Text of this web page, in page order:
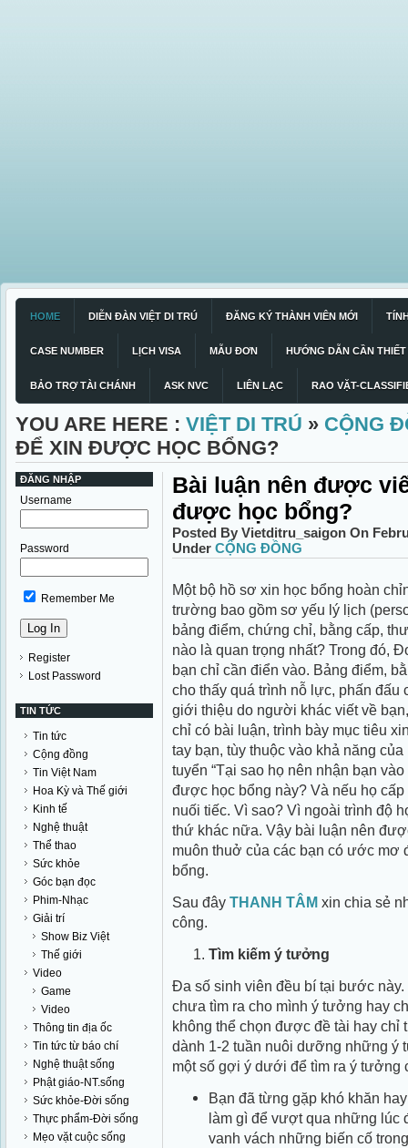
HOME DIỄN ĐÀN VIỆT DI TRÚ ĐĂNG KÝ THÀNH VIÊN MỚI
CASE NUMBER LỊCH VISA MẪU ĐƠN HƯỚNG DẪN CẦN THIẾT
BẢO TRỢ TÀI CHÁNH ASK NVC LIÊN LẠC RAO VẶT-
YOU ARE HERE : VIỆT DI TRÚ » CỘNG
ĐỂ XIN ĐƯỢC HỌC BỔNG?
ĐĂNG NHẬP
Username
Password
Remember Me
Register
Lost Password
TIN TỨC
Tin tức
Cộng đồng
Tin Việt Nam
Hoa Kỳ và Thế giới
Kinh tế
Nghệ thuật
Thể thao
Sức khỏe
Góc bạn đọc
Phim-Nhạc
Giải trí
Show Biz Việt
Thế giới
Video
Game
Video
Thông tin địa ốc
Tin tức từ báo chí
Nghệ thuật sống
Phật giáo-NT.sống
Sức khỏe-Đời sống
Thực phẩm-Đời sống
Mẹo vặt cuộc sống
Bài luận nên được
được học bổng?
Posted By Vietditru_saigon On
Under CỘNG ĐỒNG
Một bộ hồ sơ xin học bổng hoàn
trường bao gồm sơ yếu lý lịch
bảng điểm, chứng chỉ, bằng cấp,
nào là quan trọng nhất? Trong đó,
bạn chỉ cần điển vào. Bảng điểm,
cho thấy quá trình nỗ lực, phấn
giới thiệu do người khác viết về
chỉ có bài luận, trình bày mục tiêu
tay bạn, tùy thuộc vào khả năng
tuyển “Tại sao họ nên nhận bạn
được học bổng này? Và nếu họ
nuối tiếc. Vì sao? Vì ngoài trình độ
thứ khác nữa. Vậy bài luận nên
muôn thuở của các bạn có ước mơ
bổng.
Sau đây THANH TÂM xin chia sẻ
công.
Tìm kiếm ý tưởng
Đa số sinh viên đều bí tại bước
chưa tìm ra cho mình ý tưởng hay
không thể chọn được đề tài hay chỉ
dành 1-2 tuần nuôi dưỡng những ý
một số gợi ý dưới để tìm ra ý tưởng
Bạn đã từng gặp khó khăn
làm gì để vượt qua những lúc
vanh vách những biến cố